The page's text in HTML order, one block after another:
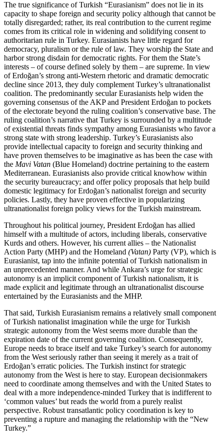
The true significance of Turkish “Eurasianism” does not lie in its
capacity to shape foreign and secu­rity policy although that cannot be
totally disregarded; rather, its real contribution to the current regime
comes from its critical role in widening and solidify­ing consent to
authoritarian rule in Turkey. Eurasianists have little regard for
democracy, pluralism or the rule of law. They worship the State and
harbor strong disdain for democratic rights. For them the State’s
interests – of course defined solely by them – are supreme. In view
of Erdoğan’s strong anti-West­ern rhetoric and dramatic democratic
decline since 2013, they duly complement Turkey’s ultranationalist
coalition. The predominantly secular Eurasianists help widen the
governing consensus of the AKP and President Erdoğan to pockets
of the electorate beyond the ruling coalition’s conservative base. The
ruling coalition’s narrative that Turkey is surrounded by a multitude
of existential threats finds sympathy among Eurasianists who favor a
strong state with strong leadership. Turkey’s Eurasianists also
provide intellectual capacity to foreign and security thinking and
have proven themselves to be imaginative as has been the case with
the Mavi Vatan (Blue Homeland) doctrine pertaining to the eastern
Mediterranean. Eurasianists also provide critical knowhow within
the security bureaucracy; and offer policy proposals that help build
domestic legitimacy for Erdoğan’s nation­al­ist foreign and security
policies. Lastly, they have proven effective in popularizing
ultranationalist for­eign policy views for the Turkish mainstream.
Throughout his political journey, President Erdo­ğan has allied
himself with a multitude of actors, including liberals, conservative
Kurds and others. However, his current allies – the Nationalist
Action Party (MHP) and the Homeland (Vatan) Party (VP), which is
Eurasianist, tap into the infinite potential of Turkish nationalism in
an unprecedented manner. And while Ankara’s urge for strategic
autonomy is an implicit component of Turkish nationalism, it is
made explicit and legitimate through an ultranation­alist discourse
entertained by the Eurasianists and the MHP.
That said, Turkish Eurasianism remains a relatively small component
of Turkish nationalist imagination while the urge for Turkish
strategic autonomy from the West seems more durable than the
expiration date of the current governing coalition. Consequently,
Europe needs to brace itself and take Turkey’s search for autonomy
from the West seriously rather than seeing it merely as a trait of
Erdoğan’s erratic policies. The Turkish instinct for strategic
autonomy from the West is here to stay. European decisionmakers
need to coordinate among themselves and with the United States to
deal with a more independence-minded Tur­key that is indifferent to
‘common values’ but reads the world from a purely realist
perspective. Robust trans­atlantic policy coordination is key to
preventing a rupture and managing the relationship with the “New
Turkey.”